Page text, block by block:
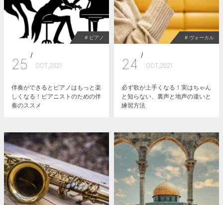
# ピアノ
25
/
OCT,2021
伴奏ができるとピアノはもっと楽
しくなる！ピアニストのための伴
奏のススメ
# ヴォーカル
24
/
OCT,2021
必ず歌が上手くなる！実はちゃん
と知らない、裏声と地声の違いと
練習方法